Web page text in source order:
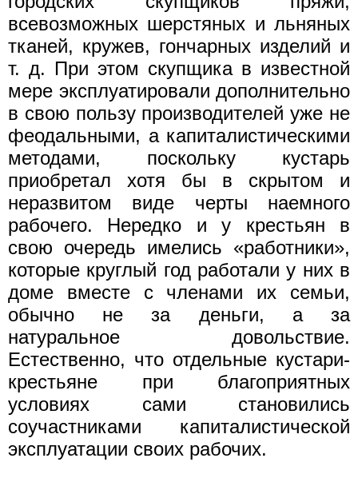
всевозможных шерстяных и льняных
тканей, кружев, гончарных изделий и
т. д. При этом скупщика в известной
мере эксплуатировали дополнительно
в свою пользу производителей уже не
феодальными, а капиталистическими
методами, поскольку кустарь
приобретал хотя бы в скрытом и
неразвитом виде черты наемного
рабочего. Нередко и у крестьян в
свою очередь имелись «работники»,
которые круглый год работали у них в
доме вместе с членами их семьи,
обычно не за деньги, а за
натуральное довольствие.
Естественно, что отдельные кустари-
крестьяне при благоприятных
условиях сами становились
соучастниками капиталистической
эксплуатации своих рабочих.